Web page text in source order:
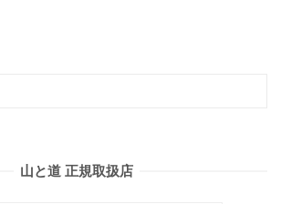
山と道 正規取扱店